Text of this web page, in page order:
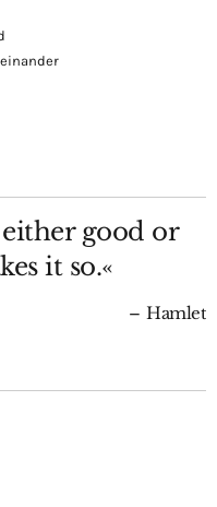
good or
it so.«
Hamlet